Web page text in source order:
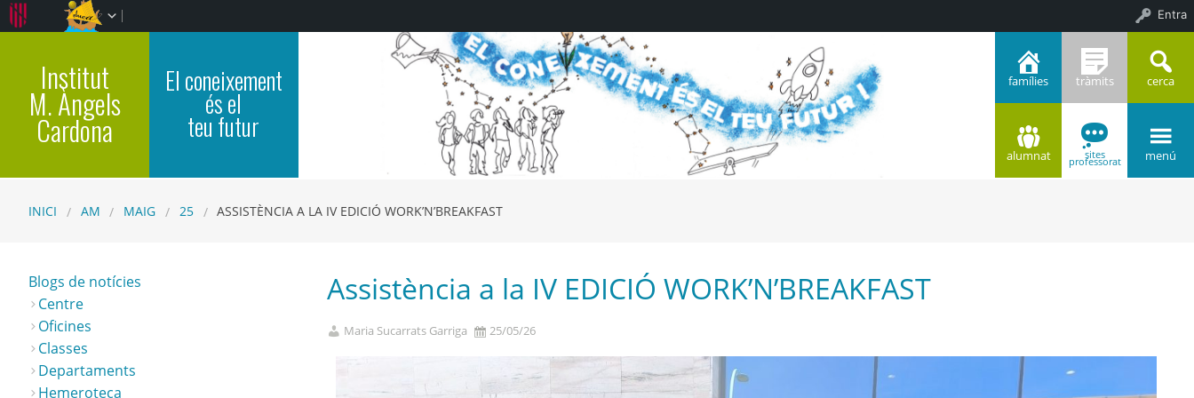
Institut
M. Àngels
Cardona
El coneixement
és el
teu futur
famílies tràmits cerca
alumnat sites
professorat menú
INICI AM MAIG 25 ASSISTÈNCIA A LA IV EDICIÓ WORK’N’BREAKFAST
Assistència a la IV EDICIÓ WORK’N’BREAKFAST
Maria Sucarrats Garriga 25/05/26
Blogs de notícies
Centre
Oficines
Classes
Departaments
Hemeroteca
Entra